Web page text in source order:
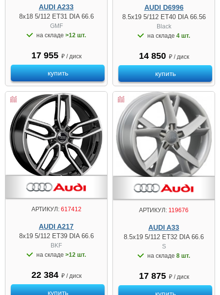
AUDI A233
8x18 5/112 ET31 DIA 66.6
GMF
на складе >12 шт.
17 955 ₽ / диск
купить
AUDI D6996
8.5x19 5/112 ET40 DIA 66.56
Black
на складе 4 шт.
14 850 ₽ / диск
купить
АРТИКУЛ:617412
AUDI A217
8x19 5/112 ET39 DIA 66.6
BKF
на складе >12 шт.
22 384 ₽ / диск
купить
АРТИКУЛ: 119676
AUDI A33
8.5x19 5/112 ET32 DIA 66.6
S
на складе 8 шт.
17 875 ₽ / диск